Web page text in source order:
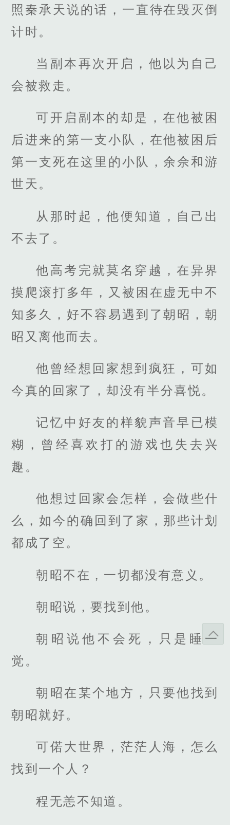
照秦承天说的话，一直待在毁灭倒
计时。
当副本再次开启，他以为自己
会被救走。
可开启副本的却是，在他被困
后进来的第一支小队，在他被困后
第一支死在这里的小队，余佘和游
世天。
从那时起，他便知道，自己出
不去了。
他高考完就莫名穿越，在异界
摸爬滚打多年，又被困在虚无中不
知多久，好不容易遇到了朝昭，朝
昭又离他而去。
他曾经想回家想到疯狂，可如
今真的回家了，却没有半分喜悦。
记忆中好友的样貌声音早已模
糊，曾经喜欢打的游戏也失去兴
趣。
他想过回家会怎样，会做些什
么，如今的确回到了家，那些计划
都成了空。
朝昭不在，一切都没有意义。
朝昭说，要找到他。
朝昭说他不会死，只是睡一
觉。
朝昭在某个地方，只要他找到
朝昭就好。
可偌大世界，茫茫人海，怎么
找到一个人？
程无恙不知道。